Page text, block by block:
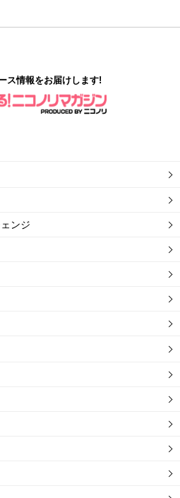
ス情報をお届けします!
ンジ